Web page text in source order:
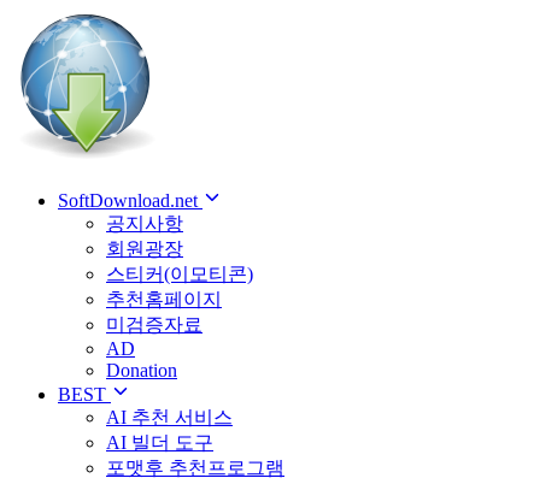
SoftDownload.net
공지사항
회원광장
스티커(이모티콘)
추천홈페이지
미검증자료
AD
Donation
BEST
AI 추천 서비스
AI 빌더 도구
포맷후 추천프로그램